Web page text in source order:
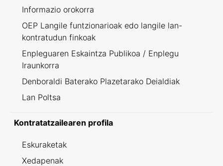
Informazio orokorra
OEP Langile funtzionarioak edo langile lan-
kontratudun finkoak
Enpleguaren Eskaintza Publikoa / Enplegu
Iraunkorra
Denboraldi Baterako Plazetarako Deialdiak
Lan Poltsa
Kontratatzailearen profila
Eskuraketak
Xedapenak